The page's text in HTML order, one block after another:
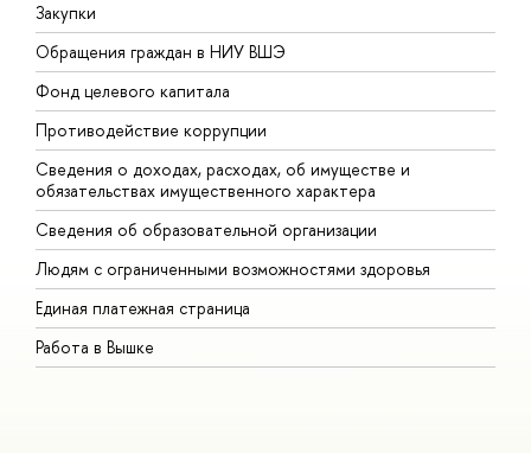
Закупки
Обращения граждан в НИУ ВШЭ
Фонд целевого капитала
Противодействие коррупции
Сведения о доходах, расходах, об имуществе и
обязательствах имущественного характера
Сведения об образовательной организации
Людям с ограниченными возможностями здоровья
Единая платежная страница
Работа в Вышке